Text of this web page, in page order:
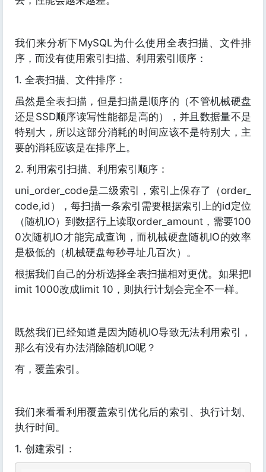
我们来分析下MySQL为什么使用全表扫描、文件排
序，而没有使用索引扫描、利用索引顺序：
1. 全表扫描、文件排序：
虽然是全表扫描，但是扫描是顺序的（不管机械硬盘
还是SSD顺序读写性能都是高的），并且数据量不是
特别大，所以这部分消耗的时间应该不是特别大，主
要的消耗应该是在排序上。
2. 利用索引扫描、利用索引顺序：
uni_order_code是二级索引，索引上保存了（order_
code,id），每扫描一条索引需要根据索引上的id定位
（随机IO）到数据行上读取order_amount，需要100
0次随机IO才能完成查询，而机械硬盘随机IO的效率
是极低的（机械硬盘每秒寻址几百次）。
根据我们自己的分析选择全表扫描相对更优。如果把l
imit 1000改成limit 10，则执行计划会完全不一样。
既然我们已经知道是因为随机IO导致无法利用索引，
那么有没有办法消除随机IO呢？
有，覆盖索引。
我们来看看利用覆盖索引优化后的索引、执行计划、
执行时间。
1. 创建索引：